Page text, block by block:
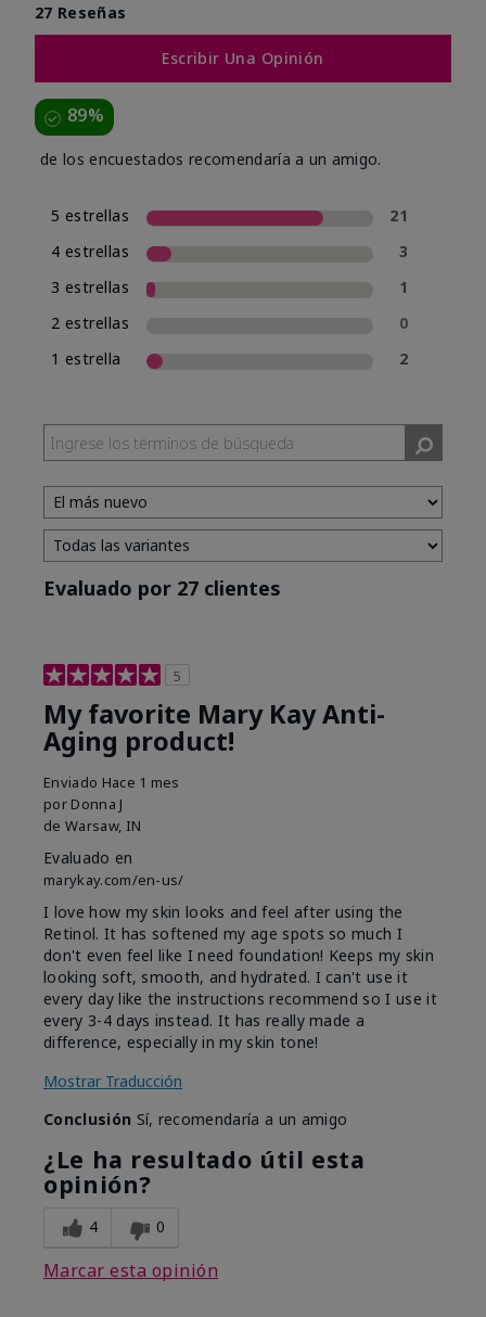
27 Reseñas
Escribir Una Opinión
89%
de los encuestados recomendaría a un amigo.
5 estrellas
21
4 estrellas
3
3 estrellas
1
2 estrellas
0
1 estrella
2
Evaluado por 27 clientes
5
My favorite Mary Kay Anti-
Aging product!
Enviado Hace 1 mes
por Donna J
de Warsaw, IN
Evaluado en
marykay.com/en-us/
I love how my skin looks and feel after using the
Retinol. It has softened my age spots so much I
don't even feel like I need foundation! Keeps my skin
looking soft, smooth, and hydrated. I can't use it
every day like the instructions recommend so I use it
every 3-4 days instead. It has really made a
difference, especially in my skin tone!
Mostrar Traducción
Conclusión Sí, recomendaría a un amigo
¿Le ha resultado útil esta
opinión?
4 0
Marcar esta opinión